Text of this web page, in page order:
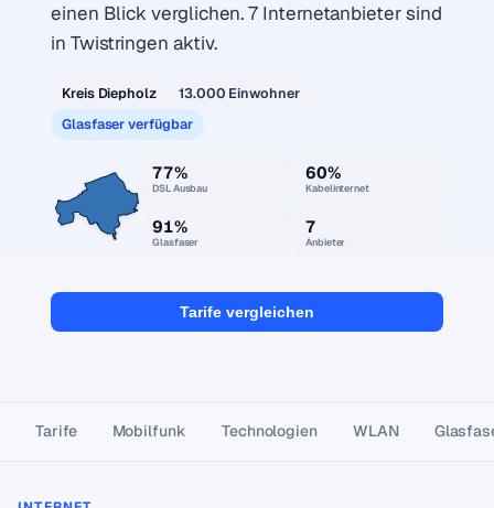
einen Blick verglichen. 7 Internetanbieter sind
in Twistringen aktiv.
Kreis Diepholz
13.000 Einwohner
Glasfaser verfügbar
77%
DSL Ausbau
60%
Kabelinternet
91%
Glasfaser
7
Anbieter
Tarife vergleichen
Tarife Mobilfunk Technologien WLAN